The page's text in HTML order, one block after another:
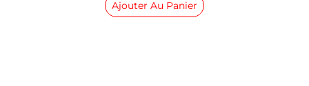
Ajouter Au Panier